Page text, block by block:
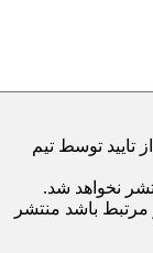
توسط تیم
نخواهد شد.
مرتبط باشد منتشر